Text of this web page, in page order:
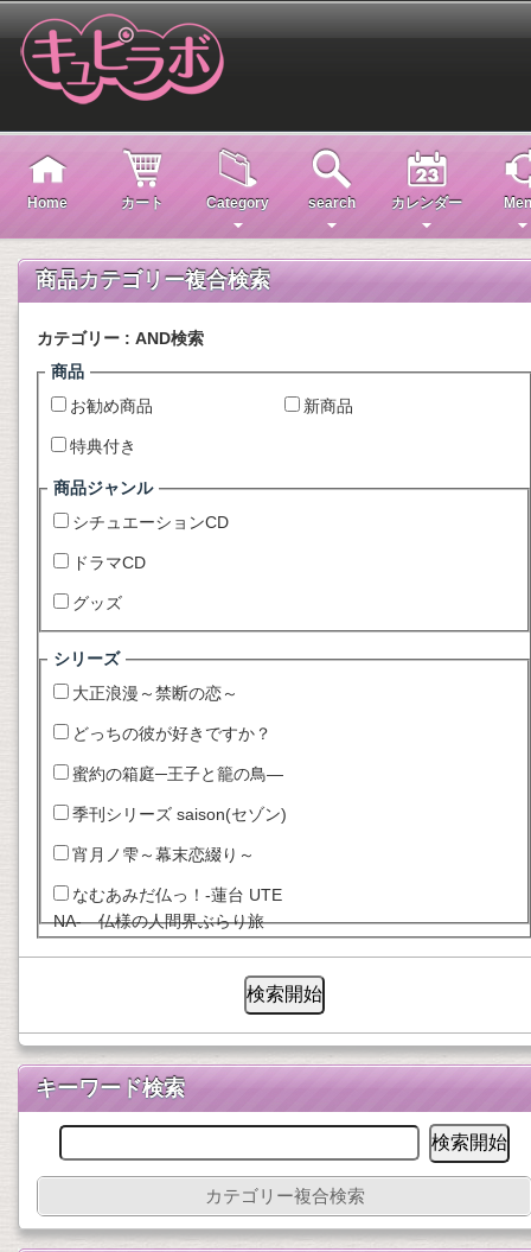
Home カート Category search カレンダー
商品カテゴリー複合検索
カテゴリー : AND検索
商品
お勧め商品
新商品
特典付き
商品ジャンル
シチュエーションCD
ドラマCD
グッズ
シリーズ
大正浪漫～禁断の恋～
どっちの彼が好きですか？
蜜約の箱庭─王子と籠の鳥―
季刊シリーズ saison(セゾン)
宵月ノ雫～幕末恋綴り～
なむあみだ仏っ！-蓮台 UTE
NA- 仏様の人間界ぶらり旅
キーワード検索
カテゴリー複合検索